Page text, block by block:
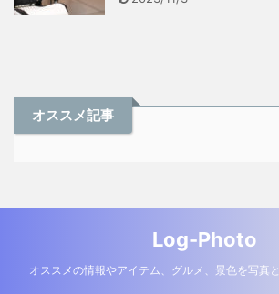
オススメ記事
Log-Photo
オススメの情報やアイテム、グルメ、景色を写真